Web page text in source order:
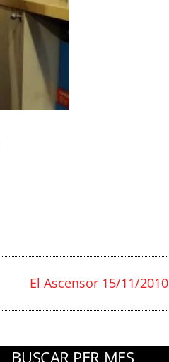
El Ascensor 15/11/2010